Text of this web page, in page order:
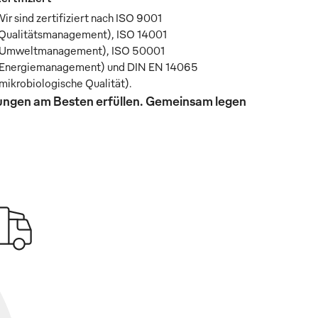
sind zertifiziert nach ISO 9001
ISO 14001
ISO 50001
und DIN EN 14065
Qualität).
am Besten erfüllen. Gemeinsam legen